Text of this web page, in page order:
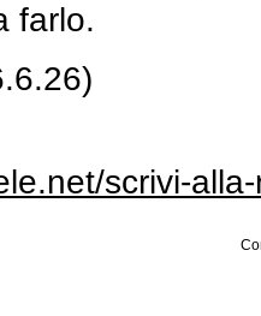
farlo.
scrivi-